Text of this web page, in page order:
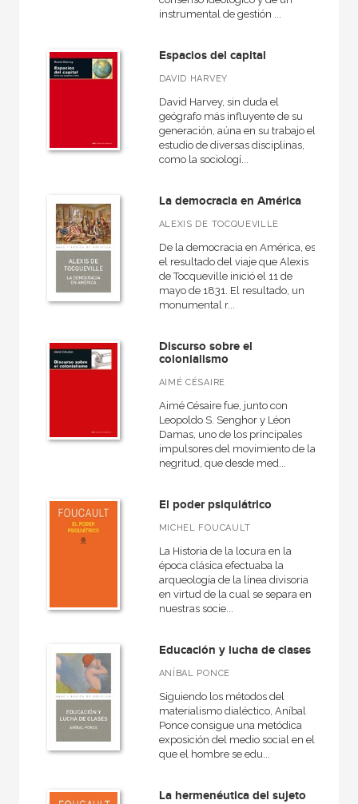
instrumental de gestión ...
Espacios del capital
DAVID HARVEY
David Harvey, sin duda el
geógrafo más influyente de su
generación, aúna en su trabajo el
estudio de diversas disciplinas,
como la sociologí...
La democracia en América
ALEXIS DE TOCQUEVILLE
De la democracia en América, es
el resultado del viaje que Alexis
de Tocqueville inició el 11 de
mayo de 1831. El resultado, un
monumental r...
Discurso sobre el
colonialismo
AIMÉ CÉSAIRE
Aimé Césaire fue, junto con
Leopoldo S. Senghor y Léon
Damas, uno de los principales
impulsores del movimiento de la
negritud, que desde med...
El poder psiquiátrico
MICHEL FOUCAULT
La Historia de la locura en la
época clásica efectuaba la
arqueología de la línea divisoria
en virtud de la cual se separa en
nuestras socie...
Educación y lucha de clases
ANÍBAL PONCE
Siguiendo los métodos del
materialismo dialéctico, Aníbal
Ponce consigue una metódica
exposición del medio social en el
que el hombre se edu...
La hermenéutica del sujeto